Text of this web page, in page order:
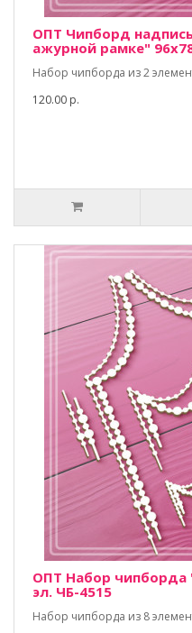
ОПТ Чипборд
ажурной рамке"
Набор чипборда из 2
120.00 р.
ОПТ Набор чипборда
эл. ЧБ-4515
Набор чипборда из 8